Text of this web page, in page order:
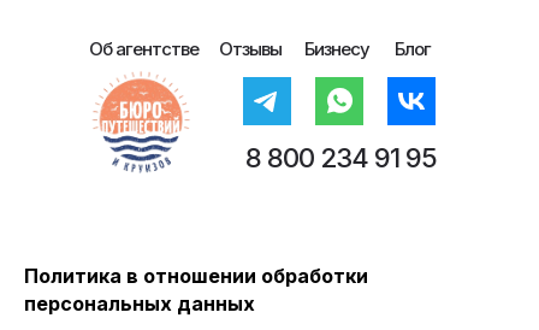
Отзывы Бизнесу
Об агентстве Блог
8 800 234 91 95
Политика в отношении обработки
персональных данных